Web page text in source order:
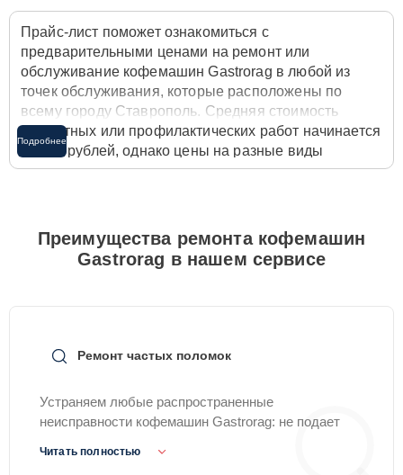
Прайс-лист поможет ознакомиться с
предварительными ценами на ремонт или
обслуживание кофемашин Gastrorag в любой из
точек обслуживания, которые расположены по
всему городу Ставрополь. Средняя стоимость
ремонтных или профилактических работ начинается
от 820 рублей, однако цены на разные виды
комплектующих могут различаться. Полную
службы заботы о клиентах. Для расчета итоговой
стоимости ремонта кофемашины достаточно
позвонить по телефону горячей линии+7 (865) 297-
Подробнее
Преимущества ремонта кофемашин
Gastrorag в нашем сервисе
Ремонт частых поломок
Устраняем любые распространенные
неисправности кофемашин Gastrorag: не подает
Читать полностью